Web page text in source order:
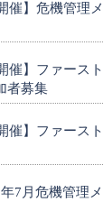
催】危機管理
催】ファース
者募集
催】ファース
年7月危機管理